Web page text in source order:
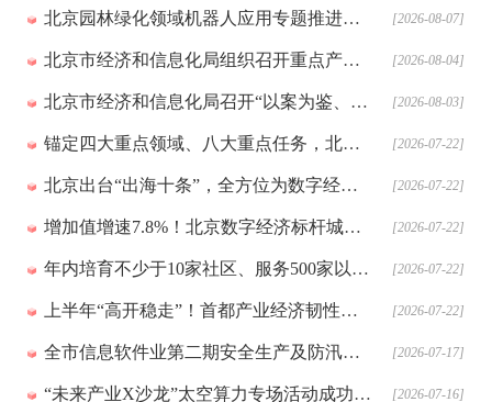
北京园林绿化领域机器人应用专题推进会召开 [2026-08-07]
北京市经济和信息化局组织召开重点产业产教联盟座谈会 [2026-08-04]
北京市经济和信息化局召开“以案为鉴、以案促改”警示教育大会 [2026-08-03]
锚定四大重点领域、八大重点任务，北京系统搭建全链条工业设计赋能体系！ [2026-07-22]
北京出台“出海十条”，全方位为数字经济企业出海减负赋能 [2026-07-22]
增加值增速7.8%！北京数字经济标杆城市建设交出半年成绩单 [2026-07-22]
年内培育不少于10家社区、服务500家以上主体！北京OPC行动方案送出“1231”资源支持 [2026-07-22]
上半年“高开稳走”！首都产业经济韧性彰显、转型加快、创新增强 [2026-07-22]
全市信息软件业第二期安全生产及防汛工作专题培训顺利召开 [2026-07-17]
“未来产业X沙龙”太空算力专场活动成功举办！ [2026-07-16]